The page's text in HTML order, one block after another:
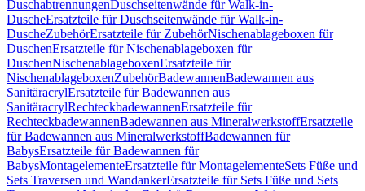
DuschabtrennungenDuschseitenwände für Walk-in-
DuscheErsatzteile für Duschseitenwände für Walk-in-
DuscheZubehörErsatzteile für ZubehörNischenablageboxen für
DuschenErsatzteile für Nischenablageboxen für
DuschenNischenablageboxenErsatzteile für
NischenablageboxenZubehörBadewannenBadewannen aus
SanitäracrylErsatzteile für Badewannen aus
SanitäracrylRechteckbadewannenErsatzteile für
RechteckbadewannenBadewannen aus MineralwerkstoffErsatzteile
für Badewannen aus MineralwerkstoffBadewannen für
BabysErsatzteile für Badewannen für
BabysMontagelementeErsatzteile für MontagelementeSets Füße und
Sets Traversen und WandankerErsatzteile für Sets Füße und Sets